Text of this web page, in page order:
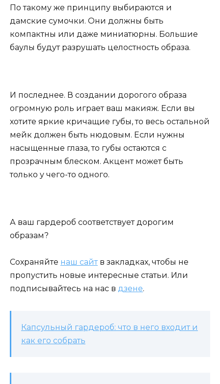
По такому же принципу выбираются и
дамские сумочки. Они должны быть
компактны или даже миниатюрны. Большие
баулы будут разрушать целостность образа.
И последнее. В создании дорогого образа
огромную роль играет ваш макияж. Если вы
хотите яркие кричащие губы, то весь остальной
мейк должен быть нюдовым. Если нужны
насыщенные глаза, то губы остаются с
прозрачным блеском. Акцент может быть
только у чего-то одного.
А ваш гардероб соответствует дорогим
образам?
Сохраняйте наш сайтв закладках, чтобы не
пропустить новые интересные статьи. Или
подписывайтесь на нас в дзене.
Капсульный гардероб: что в него входит и
как его собрать